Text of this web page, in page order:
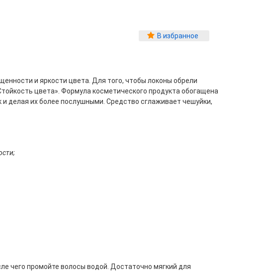
В избранное
и яркости цвета. Для того, чтобы локоны обрели
цвета». Формула косметического продукта обогащена
делая их более послушными. Средство сглаживает чешуйки,
чего промойте волосы водой. Достаточно мягкий для